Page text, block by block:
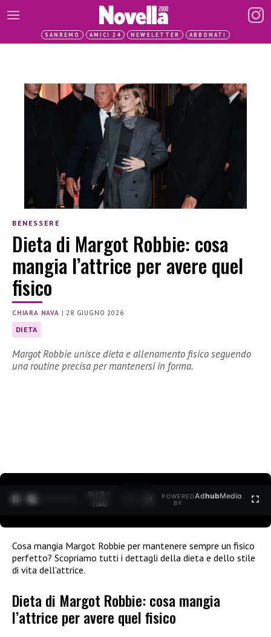
SANREMO AMICI 24 NEWSLETTER ABBONATI
BENESSERE
Dieta di Margot Robbie: cosa
mangia l’attrice per avere quel
fisico
CHIARA NAVA |28 GIUGNO 2026
DIETA
Margot Robbie unisce dieta e allenamento fisico seguendo
una routine precisa per mantenersi in forma.
0:14 /
1:40
POWERED
BY
AdhubMedia
Cosa mangia Margot Robbie per mantenere sempre un fisico
perfetto? Scopriamo tutti i dettagli della dieta e dello stile
di vita dell’attrice.
Dieta di Margot Robbie: cosa mangia
l’attrice per avere quel fisico